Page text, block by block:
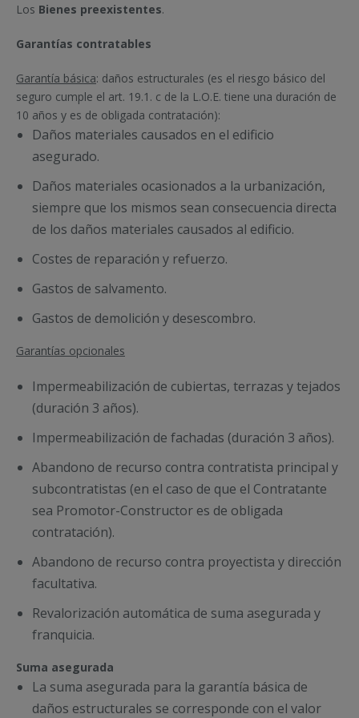
Los Bienes preexistentes.
Garantías contratables
Garantía básica: daños estructurales (es el riesgo básico del
seguro cumple el art. 19.1. c de la L.O.E. tiene una duración de
10 años y es de obligada contratación):
Daños materiales causados en el edificio
asegurado.
Daños materiales ocasionados a la urbanización,
siempre que los mismos sean consecuencia directa
de los daños materiales causados al edificio.
Costes de reparación y refuerzo.
Gastos de salvamento.
Gastos de demolición y desescombro.
Garantías opcionales
Impermeabilización de cubiertas, terrazas y tejados
(duración 3 años).
Impermeabilización de fachadas (duración 3 años).
Abandono de recurso contra contratista principal y
subcontratistas (en el caso de que el Contratante
sea Promotor-Constructor es de obligada
contratación).
Abandono de recurso contra proyectista y dirección
facultativa.
Revalorización automática de suma asegurada y
franquicia.
Suma asegurada
La suma asegurada para la garantía básica de
daños estructurales se corresponde con el valor